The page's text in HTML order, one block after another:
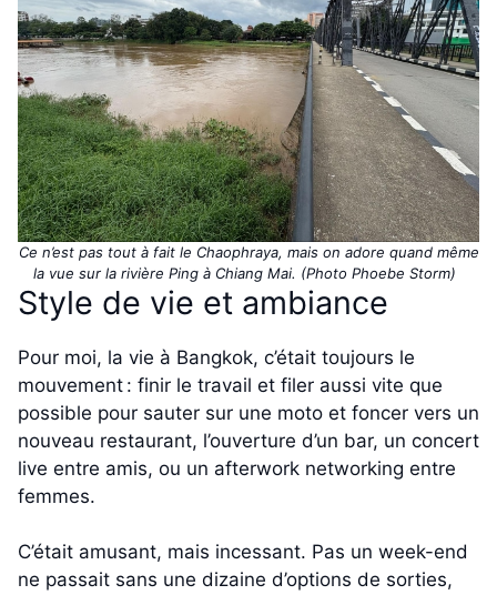
Ce n’est pas tout à fait le Chaophraya, mais on adore quand même
la vue sur la rivière Ping à Chiang Mai. (Photo Phoebe Storm)
Style de vie et ambiance
Pour moi, la vie à Bangkok, c’était toujours le
mouvement : finir le travail et filer aussi vite que
possible pour sauter sur une moto et foncer vers un
nouveau restaurant, l’ouverture d’un bar, un concert
live entre amis, ou un afterwork networking entre
femmes.
C’était amusant, mais incessant. Pas un week-end
ne passait sans une dizaine d’options de sorties,